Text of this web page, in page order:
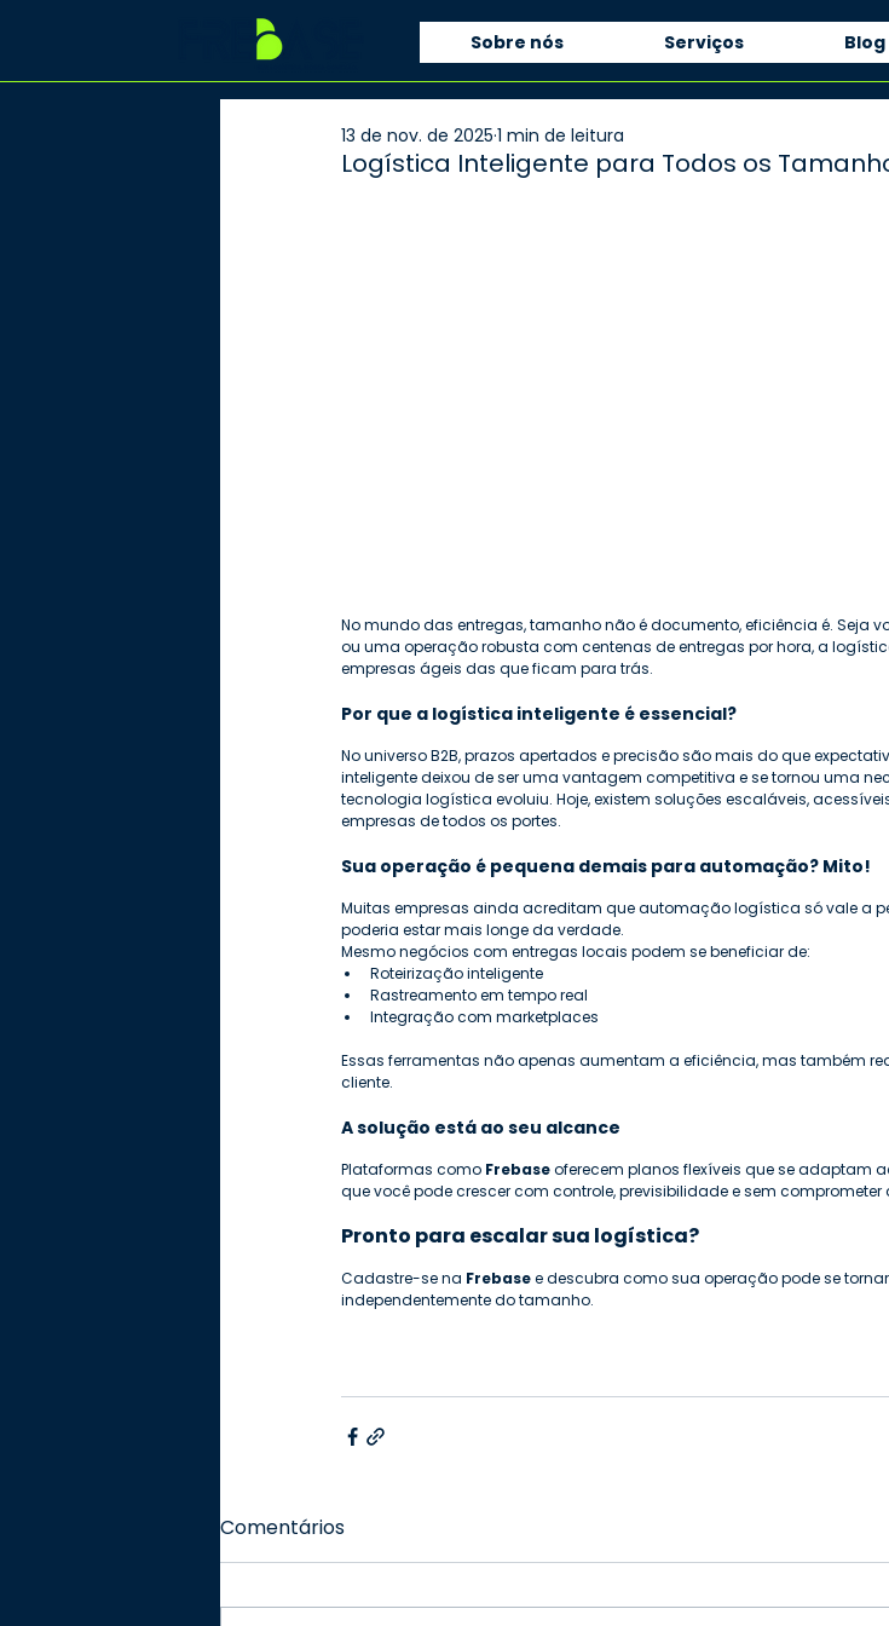
Sobre nós Serviços Blog
Logística Inteligente para Todos os
13 de nov. de 2025 1 min de leitura
No mundo das entregas, tamanho não é documento, eficiência é. Seja
ou uma operação robusta com centenas de entregas por hora, a
empresas ágeis das que ficam para trás.
Por que a logística inteligente é essencial?
No universo B2B, prazos apertados e precisão são mais do que
inteligente deixou de ser uma vantagem competitiva e se tornou uma
tecnologia logística evoluiu. Hoje, existem soluções escaláveis,
empresas de todos os portes.
Sua operação é pequena demais para automação? Mito!
Muitas empresas ainda acreditam que automação logística só vale a
poderia estar mais longe da verdade.
Mesmo negócios com entregas locais podem se beneficiar de:
Roteirização inteligente
Rastreamento em tempo real
Integração com marketplaces
Essas ferramentas não apenas aumentam a eficiência, mas também
cliente.
A solução está ao seu alcance
Plataformas como Frebase oferecem planos flexíveis que se adaptam
que você pode crescer com controle, previsibilidade e sem
Pronto para escalar sua logística?
Cadastre-se na Frebase e descubra como sua operação pode se
independentemente do tamanho.
Comentários